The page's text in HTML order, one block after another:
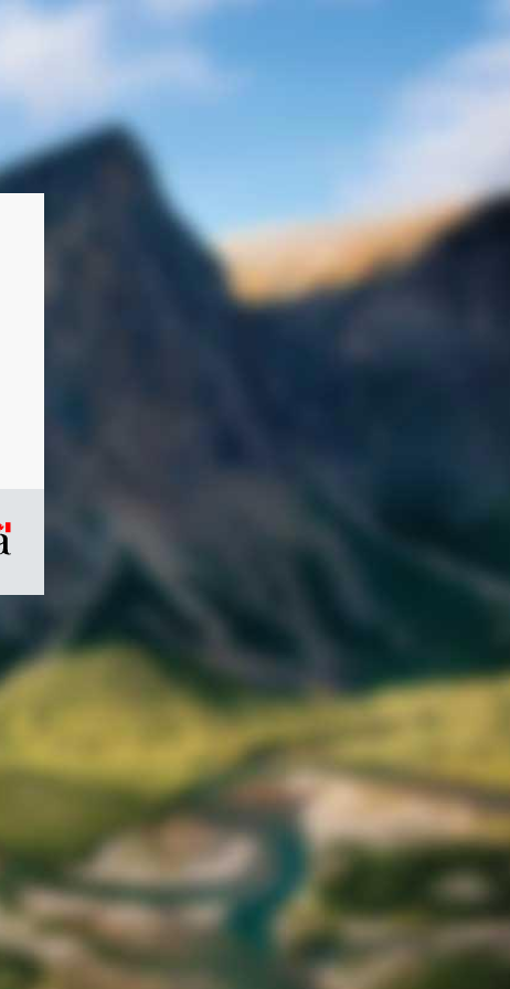
/
gouvernement
du